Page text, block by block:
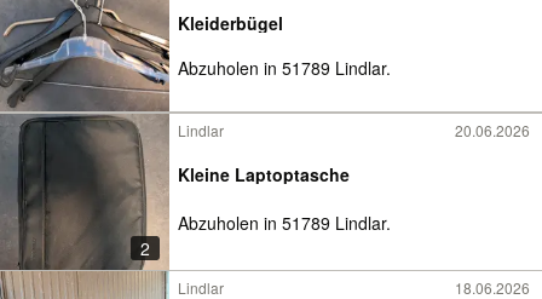
Kleiderbügel
Abzuholen in 51789 Lindlar.
2
Lindlar 20.06.2026
Kleine Laptoptasche
Abzuholen in 51789 Lindlar.
Lindlar 18.06.2026